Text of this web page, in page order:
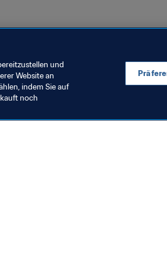
und
Website an
indem Sie auf
noch